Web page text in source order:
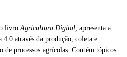
o livroAgricultura Digital, apresenta a
através da produção, coleta e
de processos agrícolas. Contém tópicos